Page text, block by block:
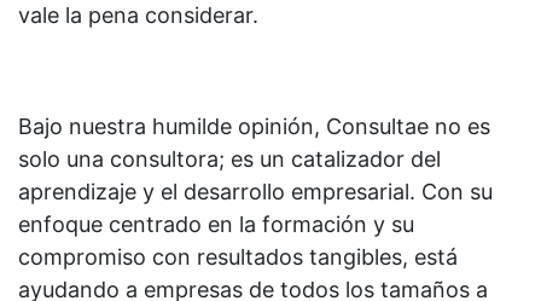
vale la pena considerar.
Bajo nuestra humilde opinión, Consultae no es
solo una consultora; es un catalizador del
aprendizaje y el desarrollo empresarial. Con su
enfoque centrado en la formación y su
compromiso con resultados tangibles, está
ayudando a empresas de todos los tamaños a